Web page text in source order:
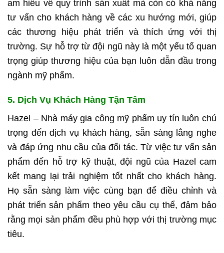
am hiểu về quy trình sản xuất mà còn có khả năng
tư vấn cho khách hàng về các xu hướng mới, giúp
các thương hiệu phát triển và thích ứng với thị
trường. Sự hỗ trợ từ đội ngũ này là một yếu tố quan
trọng giúp thương hiệu của bạn luôn dẫn đầu trong
ngành mỹ phẩm.
5. Dịch Vụ Khách Hàng Tận Tâm
Hazel – Nhà máy gia công mỹ phẩm uy tín luôn chú
trọng đến dịch vụ khách hàng, sẵn sàng lắng nghe
và đáp ứng nhu cầu của đối tác. Từ việc tư vấn sản
phẩm đến hỗ trợ kỹ thuật, đội ngũ của Hazel cam
kết mang lại trải nghiệm tốt nhất cho khách hàng.
Họ sẵn sàng làm việc cùng bạn để điều chỉnh và
phát triển sản phẩm theo yêu cầu cụ thể, đảm bảo
rằng mọi sản phẩm đều phù hợp với thị trường mục
tiêu.